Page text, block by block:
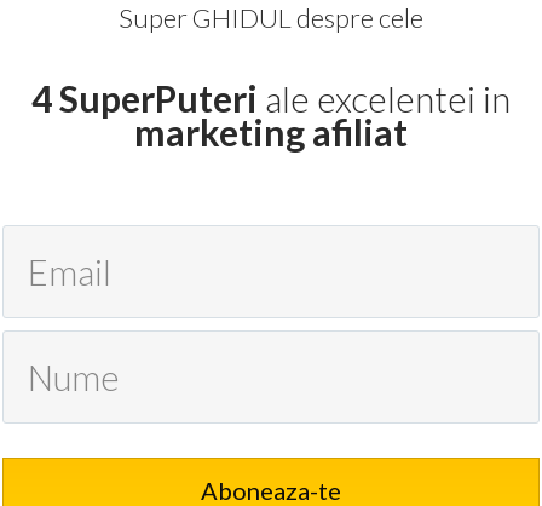
S up e r GHIDUL despre cele
4 SuperPuteri ale excelentei in
marketing afiliat
Aboneaza-te